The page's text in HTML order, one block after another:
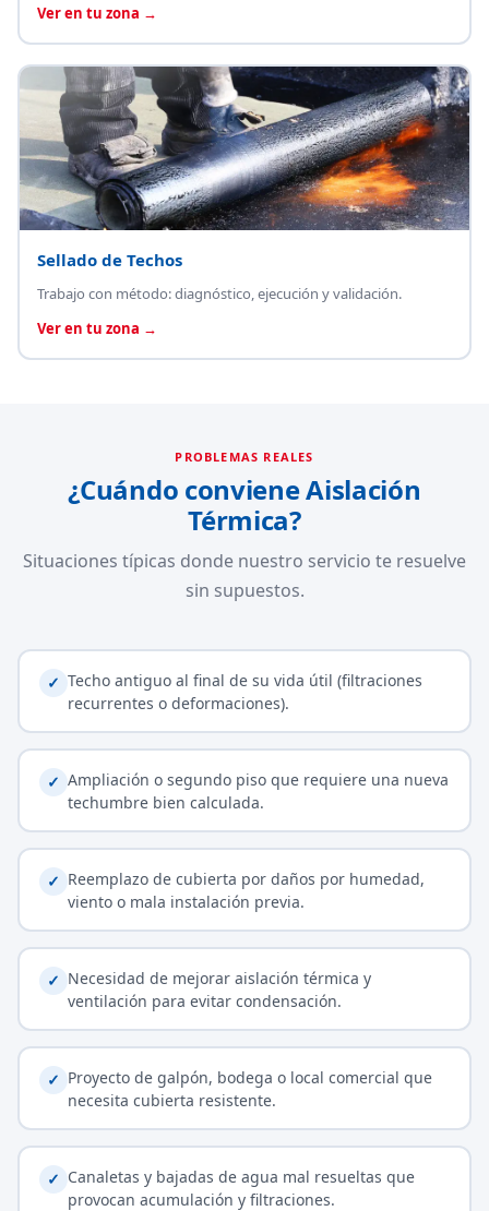
Ver en tu zona →
Sellado de Techos
Trabajo con método: diagnóstico, ejecución y validación.
Ver en tu zona →
PROBLEMAS REALES
¿Cuándo conviene Aislación
Térmica?
Situaciones típicas donde nuestro servicio te resuelve
sin supuestos.
✓ Techo antiguo al final de su vida útil (filtraciones
recurrentes o deformaciones).
✓ Ampliación o segundo piso que requiere una nueva
techumbre bien calculada.
✓ Reemplazo de cubierta por daños por humedad,
viento o mala instalación previa.
✓ Necesidad de mejorar aislación térmica y
ventilación para evitar condensación.
✓ Proyecto de galpón, bodega o local comercial que
necesita cubierta resistente.
✓ Canaletas y bajadas de agua mal resueltas que
provocan acumulación y filtraciones.